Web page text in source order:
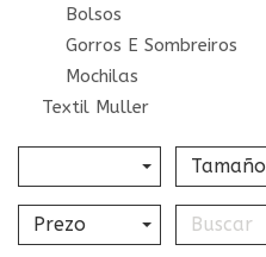
Bolsos
Gorros E Sombreiros
Mochilas
Textil Muller
Tamaño
Prezo